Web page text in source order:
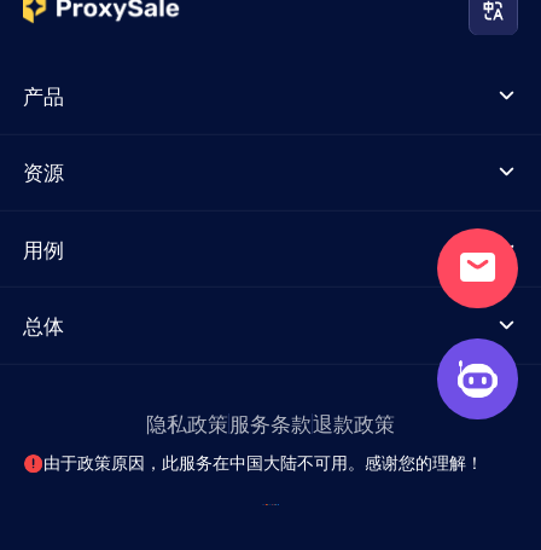
产品
资源
用例
总体
隐私政策服务条款退款政策
由于政策原因，此服务在中国大陆不可用。感谢您的理解！